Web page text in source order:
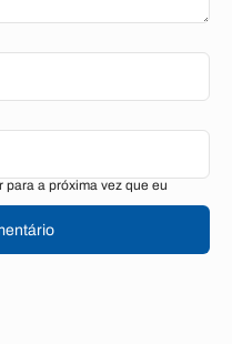
a próxima vez que eu